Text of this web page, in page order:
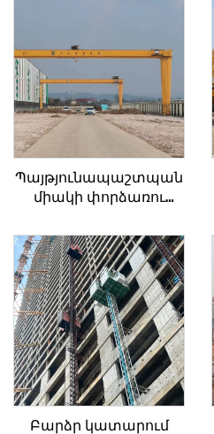
Պայթյունապաշտպան
միակի փորձառու
ճանկ 2/3.2/8/10/16տ
Շարժական
կամրջային ճանկ Փոքր
պուենտ գրուա Գին
Բարձր կատարում